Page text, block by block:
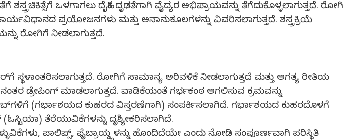
ಒಳಗಾಗಲು ದೈಹಿಕ ದೃಢತೆಗಾಗಿ ವೈದ್ಯರ ಅಭಿಪ್ರಾಯವನ್ನು ತೆಗೆದುಕೊಳ್ಳಲಾಗುತ್ತದೆ. ರೋಗಿ
ಪ್ರಯೋಜನಗಳು ಮತ್ತು ಅನಾನುಕೂಲಗಳನ್ನು ವಿವರಿಸಲಾಗುತ್ತದೆ. ಶಸ್ತ್ರಕ್ರಿಯೆ
ರೋಗಿಗೆ ನೀಡಲಾಗುತ್ತದೆ.
ರೋಗಿಗೆ ಸಾಮಾನ್ಯ ಅರಿವಳಿಕೆ ನೀಡಲಾಗುತ್ತದೆ ಮತ್ತು ಅಗತ್ಯ ರೀತಿಯ
ಡ್ರೇಪಿಂಗ್ ಮಾಡಲಾಗುತ್ತದೆ. ವಾಡಿಕೆಯಂತೆ ಗರ್ಭಕಂಠ ಅಗಲಿಸುವ ಕ್ರಮವನ್ನು
(ಗರ್ಭಾಶಯದ ಕುಹರದ ವಿಸ್ತರಣೆಗಾಗಿ) ಸಂಪರ್ಕಿಸಲಾಗಿದೆ. ಗರ್ಭಾಶಯದ ಕುಹರದೊಳಗೆ
ತೆರೆಯುವಿಕೆಗಳನ್ನು ದೃಶ್ಯೀಕರಿಸಲಾಗಿದೆ.
ಪಾಲಿಪ್ಸ್, ಫೈಬ್ರಾಯ್ಡ್ಗಳನ್ನು ಹೊಂದಿದೆಯೇ ಎಂದು ನೋಡಿ ಸಂಪೂರ್ಣವಾಗಿ ಪರಿಸ್ಥಿತಿ